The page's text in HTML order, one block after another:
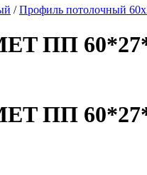
/Профиль потолочный
ПП
ПП